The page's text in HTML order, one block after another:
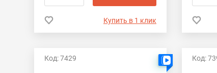
Купить в 1 клик
Код: 7429 Есть видеоКод: